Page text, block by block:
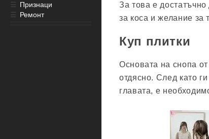
За това е
за коса и желание за
Куп плитки
Основата на снопа
отдясно. След като
главата, е
☰ Признаци
☰ Ремонт